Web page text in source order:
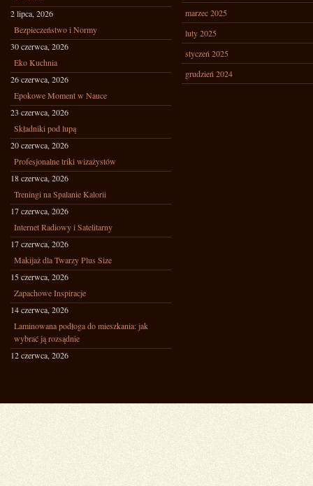
2 lipca, 2026
Bezpieczeństwo i Normy
30 czerwca, 2026
Eko Kuchnia
26 czerwca, 2026
Epokowe Moment w Nauce
23 czerwca, 2026
Składniki pod lupą
20 czerwca, 2026
Profesjonalne triki wizażystów
18 czerwca, 2026
Treningi na Spalanie Kalorii
17 czerwca, 2026
Internet Radiowy i Satelitarny
17 czerwca, 2026
Makijaż dla Twarzy Plus Size
15 czerwca, 2026
Zapachowe Inspiracje
14 czerwca, 2026
Laminowana podłoga do mieszkania: jak
wybrać ją rozsądnie
12 czerwca, 2026
marzec 2025
luty 2025
styczeń 2025
grudzień 2024